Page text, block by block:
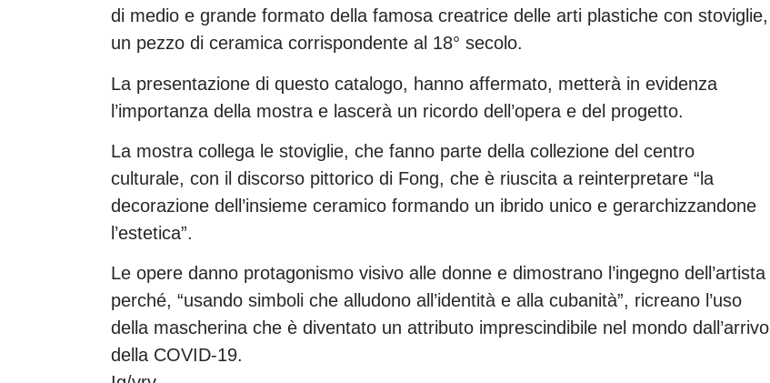
di medio e grande formato della famosa creatrice delle arti plastiche con stoviglie,
un pezzo di ceramica corrispondente al 18° secolo.
La presentazione di questo catalogo, hanno affermato, metterà in evidenza
l’importanza della mostra e lascerà un ricordo dell’opera e del progetto.
La mostra collega le stoviglie, che fanno parte della collezione del centro
culturale, con il discorso pittorico di Fong, che è riuscita a reinterpretare “la
decorazione dell’insieme ceramico formando un ibrido unico e gerarchizzandone
l’estetica”.
Le opere danno protagonismo visivo alle donne e dimostrano l’ingegno dell’artista
perché, “usando simboli che alludono all’identità e alla cubanità”, ricreano l’uso
della mascherina che è diventato un attributo imprescindibile nel mondo dall’arrivo
della COVID-19.